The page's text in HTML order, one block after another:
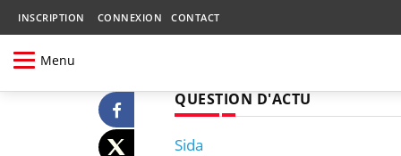
INSCRIPTION CONNEXION CONTACT
Menu
QUESTION D'ACTU
Sida